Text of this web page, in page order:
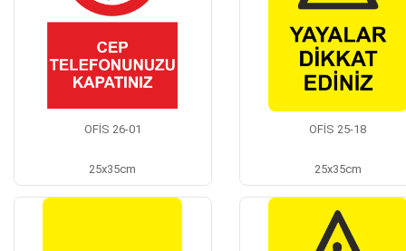
OFİS 26-01
25x35cm
OFİS 25-18
25x35cm